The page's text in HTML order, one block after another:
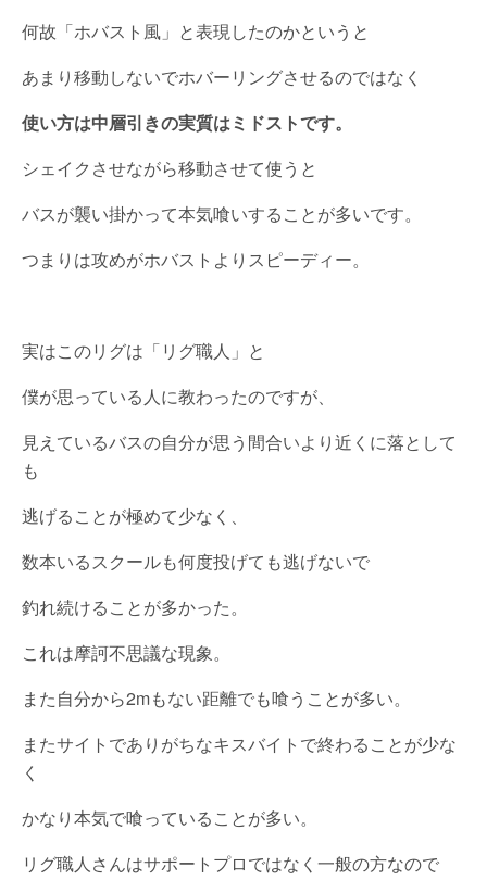
何故「ホバスト風」と表現したのかというと
あまり移動しないでホバーリングさせるのではなく
使い方は中層引きの実質はミドストです。
シェイクさせながら移動させて使うと
バスが襲い掛かって本気喰いすることが多いです。
つまりは攻めがホバストよりスピーディー。
実はこのリグは「リグ職人」と
僕が思っている人に教わったのですが、
見えているバスの自分が思う間合いより近くに落として
も
逃げることが極めて少なく、
数本いるスクールも何度投げても逃げないで
釣れ続けることが多かった。
これは摩訶不思議な現象。
また自分から2mもない距離でも喰うことが多い。
またサイトでありがちなキスバイトで終わることが少な
く
かなり本気で喰っていることが多い。
リグ職人さんはサポートプロではなく一般の方なので